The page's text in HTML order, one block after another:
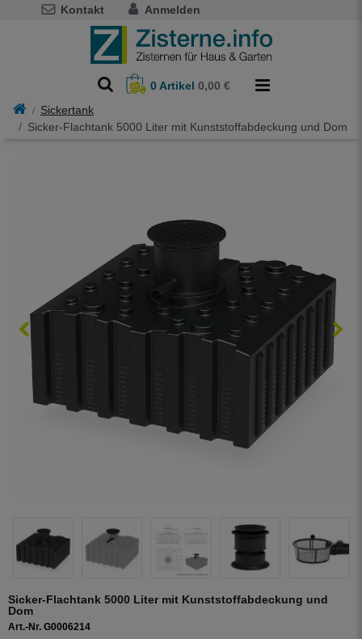
Kontakt Anmelden
0Artikel 0,00 €
Sickertank
Sicker-Flachtank 5000 Liter mit Kunststoffabdeckung und Dom
Sicker-Flachtank 5000 Liter mit Kunststoffabdeckung und
Dom
Art.-Nr. G0006214